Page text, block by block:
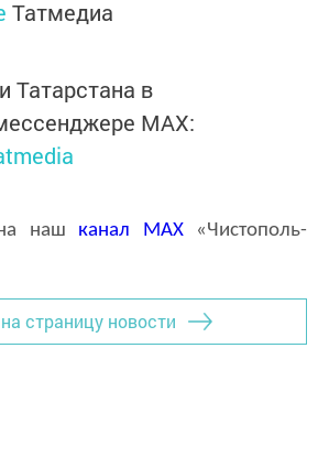
Татмедиа
Татарстана в
MАХ:
на наш канал MAX«Чистополь-
страницу новости